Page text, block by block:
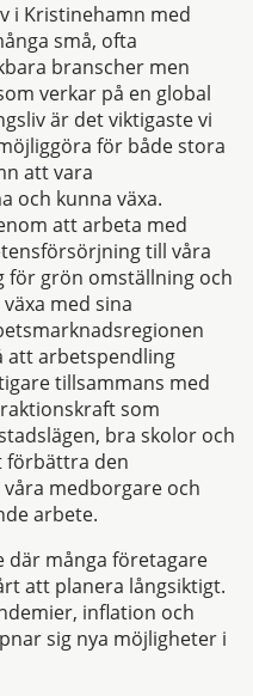
i Kristinehamn med
små, ofta
branscher men
verkar på en global
är det viktigaste vi
för både stora
att vara
och kunna växa.
att arbeta med
till våra
grön omställning och
med sina
att arbetspendling
tillsammans med
som
bra skolor och
förbättra den
medborgare och
arbete.
där många företagare
att planera långsiktigt.
inflation och
sig nya möjligheter i